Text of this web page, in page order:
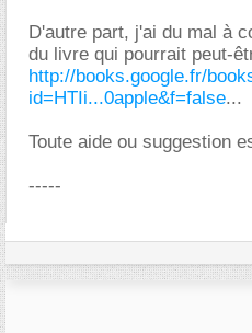
D'autre part, j'ai du mal à
du livre qui pourrait peut-
http://books.google.fr/
id=HTIi...0apple&f=false...
Toute aide ou suggestion
-----